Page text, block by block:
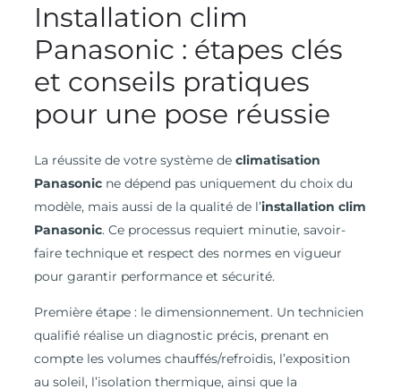
Installation clim
Panasonic : étapes clés
et conseils pratiques
pour une pose réussie
La réussite de votre système de climatisation
Panasonicne dépend pas uniquement du choix du
modèle, mais aussi de la qualité de l’installation clim
Panasonic. Ce processus requiert minutie, savoir-
faire technique et respect des normes en vigueur
pour garantir performance et sécurité.
Première étape : le dimensionnement. Un technicien
qualifié réalise un diagnostic précis, prenant en
compte les volumes chauffés/refroidis, l’exposition
au soleil, l’isolation thermique, ainsi que la